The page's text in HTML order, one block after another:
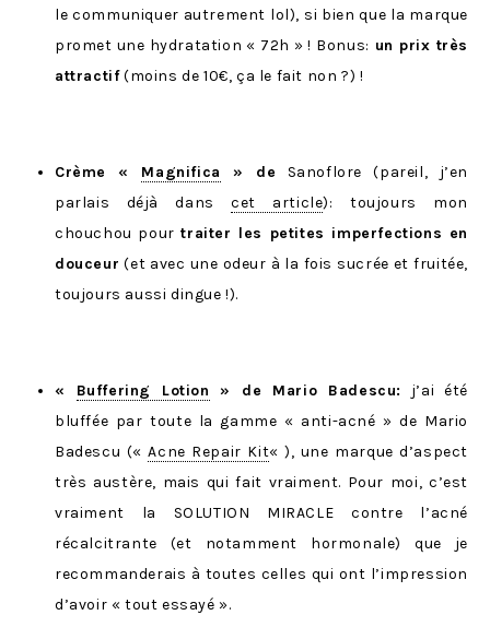
le communiquer autrement lol), si bien que la marque
promet une hydratation « 72h » ! Bonus: un prix très
attractif(moins de 10€, ça le fait non ?) !
Crème « Magnifica » de Sanoflore (pareil, j’en
parlais déjà danscet article): toujours mon
chouchou pourtraiter les petites imperfections en
douceur (et avec une odeur à la fois sucrée et fruitée,
toujours aussi dingue !).
« Buffering Lotion » de Mario Badescu:
j’ai été
bluffée par toute la gamme « anti-acné » de Mario
Badescu («Acne Repair Kit« ), une marque d’aspect
très austère, mais qui fait vraiment. Pour moi, c’est
vraiment la SOLUTION MIRACLE contre l’acné
récalcitrante (et notamment hormonale) que je
recommanderais à toutes celles qui ont l’impression
d’avoir « tout essayé ».